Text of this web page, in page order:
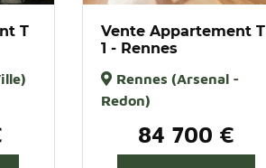
T
Vente Appartement T
1 - Rennes
Rennes (Arsenal -
Redon)
84 700 €